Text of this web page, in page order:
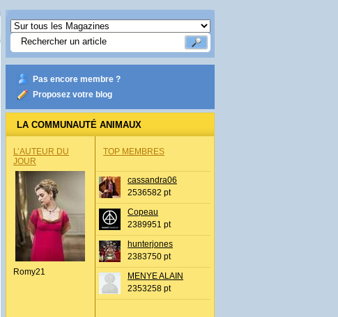
Pas encore membre ?
Proposez votre blog
LA COMMUNAUTÉ ANIMAUX
L’AUTEUR DU
JOUR
Romy21
TOP MEMBRES
cassandra06
2536582 pt
Copeau
2389951 pt
hunterjones
2383750 pt
MENYE ALAIN
2353258 pt